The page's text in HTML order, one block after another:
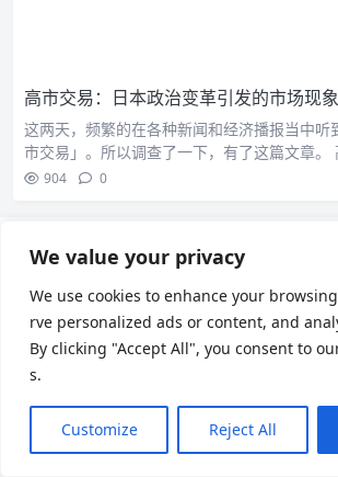
We value your privacy
We use cookies to enhance your
rve personalized ads or content, and
By clicking "Accept All", you consent to
s.
Customize Reject All
高市交易：日本政治变革引发的市场现象
这两天，频繁的在各种新闻和经济播报当中听
市交易」。所以调查了一下，有了这篇文章。
904 0
Theme by Puock